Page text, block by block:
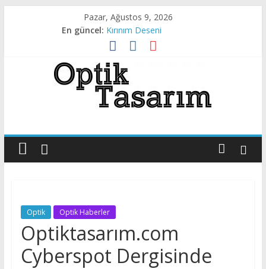
Pazar, Ağustos 9, 2026
En güncel: Kırınım Deseni
X- Işını Darbesi
Canlı Dokudan Geçen Işık
Sıvı Kristalde Kırınım
Tasarım
Dair
Her
Şey
Optik Optik Haberler
Optiktasarım.com
Cyberspot Dergisinde